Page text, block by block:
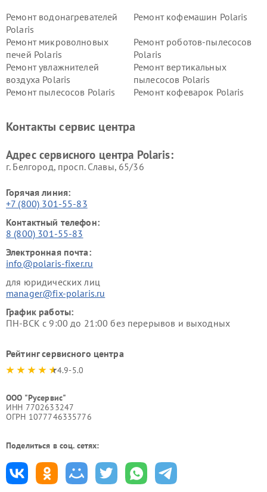
Ремонт водонагревателей
Polaris
Ремонт кофемашин Polaris
Ремонт микроволновых
печей Polaris
Ремонт роботов-пылесосов
Polaris
Ремонт увлажнителей
воздуха Polaris
Ремонт вертикальных
пылесосов Polaris
Ремонт пылесосов Polaris
Ремонт кофеварок Polaris
Контакты сервис центра
Адрес сервисного центра Polaris:
г. Белгород, просп. Славы, 65/36
Горячая линия:
+7 (800) 301-55-83
Контактный телефон:
8 (800) 301-55-83
Электронная почта:
info@polaris-fixer.ru
для юридических лиц
manager@fix-polaris.ru
График работы:
ПН-ВСК с 9:00 до 21:00 без перерывов и выходных
Рейтинг сервисного центра
4.9-5.0
ООО "Русервис"
ИНН 7702633247
ОГРН 1077746335776
Поделиться в соц. сетях: